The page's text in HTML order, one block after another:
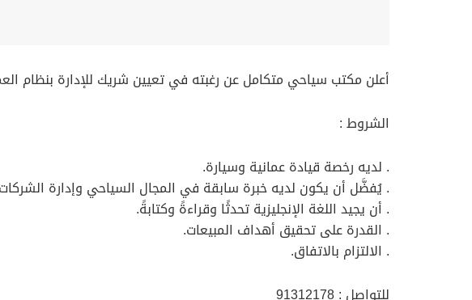
أعلن مكتب سياحي متكامل عن رغبته في تعيين شريك للإدارة بنظام
الشروط :
. لديه رخصة قيادة عمانية وسيارة.
. يُفضَّل أن يكون لديه خبرة سابقة في المجال السياحي وإدارة
. أن يجيد اللغة الإنجليزية تحدثًا وقراءةً وكتابةً.
. القدرة على تحقيق أهداف المبيعات.
. الالتزام بالاتفاق.
للتواصل : 91312178